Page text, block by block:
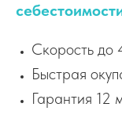
Скорость до
Быстрая
Гарантия 12